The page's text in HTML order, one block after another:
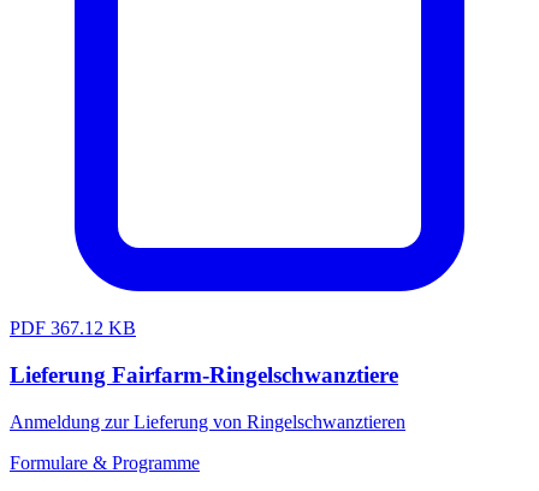
PDF 367.12 KB
Lieferung Fairfarm-Ringelschwanztiere
Anmeldung zur Lieferung von Ringelschwanztieren
Formulare & Programme